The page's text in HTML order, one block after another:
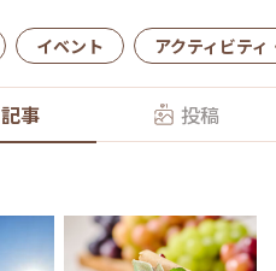
イベント アクティビティ
記事 投稿